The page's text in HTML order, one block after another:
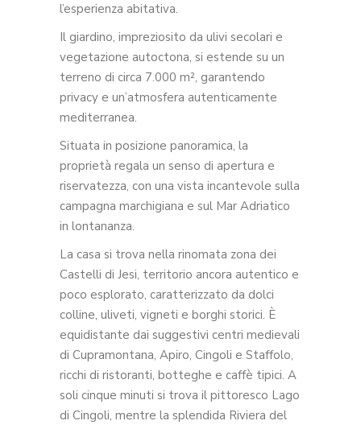
l’esperienza abitativa.
Il giardino, impreziosito da ulivi secolari e
vegetazione autoctona, si estende su un
terreno di circa 7.000 m², garantendo
privacy e un’atmosfera autenticamente
mediterranea.
Situata in posizione panoramica, la
proprietà regala un senso di apertura e
riservatezza, con una vista incantevole sulla
campagna marchigiana e sul Mar Adriatico
in lontananza.
La casa si trova nella rinomata zona dei
Castelli di Jesi, territorio ancora autentico e
poco esplorato, caratterizzato da dolci
colline, uliveti, vigneti e borghi storici. È
equidistante dai suggestivi centri medievali
di Cupramontana, Apiro, Cingoli e Staffolo,
ricchi di ristoranti, botteghe e caffè tipici. A
soli cinque minuti si trova il pittoresco Lago
di Cingoli, mentre la splendida Riviera del